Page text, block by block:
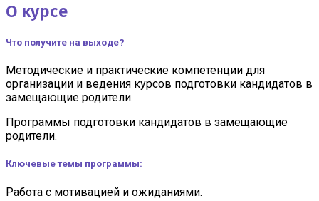
Организация деятельности специалистов по подготовке
лиц, желающих принять на воспитание в свою семью
2 500 ₽
Записаться на курс
О курсе
Что получите на выходе?
Методические и практические компетенции для
организации и ведения курсов подготовки кандидатов в
замещающие родители.
Программы подготовки кандидатов в замещающие
родители.
Ключевые темы программы:
Работа с мотивацией и ожиданиями.